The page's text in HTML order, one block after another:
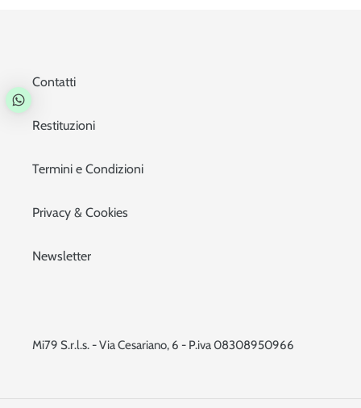
Contatti
Restituzioni
Termini e Condizioni
Privacy & Cookies
Newsletter
Mi79 S.r.l.s. - Via Cesariano, 6 - P.iva 08308950966